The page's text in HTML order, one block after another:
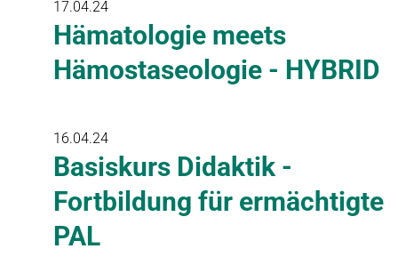
17.04.24
Hämatologie meets
Hämostaseologie - HYBRID
16.04.24
Basiskurs Didaktik -
Fortbildung für ermächtigte
PAL